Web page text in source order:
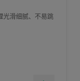
光滑细腻、不易跳